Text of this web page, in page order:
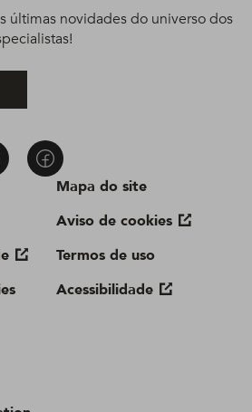
Mapa do site
Aviso de cookies
Termos de uso
Acessibilidade
últimas novidades do universo dos